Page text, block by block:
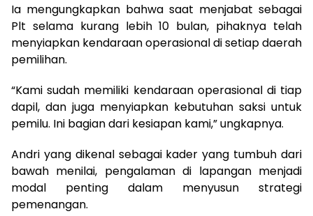
Ia mengungkapkan bahwa saat menjabat sebagai
Plt selama kurang lebih 10 bulan, pihaknya telah
menyiapkan kendaraan operasional di setiap daerah
pemilihan.
“Kami sudah memiliki kendaraan operasional di tiap
dapil, dan juga menyiapkan kebutuhan saksi untuk
pemilu. Ini bagian dari kesiapan kami,” ungkapnya.
Andri yang dikenal sebagai kader yang tumbuh dari
bawah menilai, pengalaman di lapangan menjadi
modal penting dalam menyusun strategi
pemenangan.